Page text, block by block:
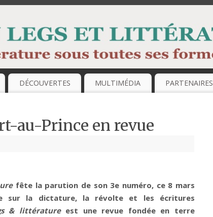
DÉCOUVERTES MULTIMÉDIA PARTENAIRES
au-Prince en revue
fête la parution de son 3e numéro, ce 8 mars
sur la dictature, la révolte et les écritures
& littératureest une revue fondée en terre